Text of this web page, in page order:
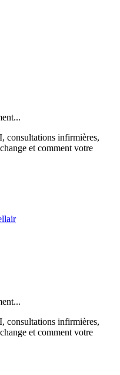
consultations infirmières,
et comment votre
consultations infirmières,
et comment votre